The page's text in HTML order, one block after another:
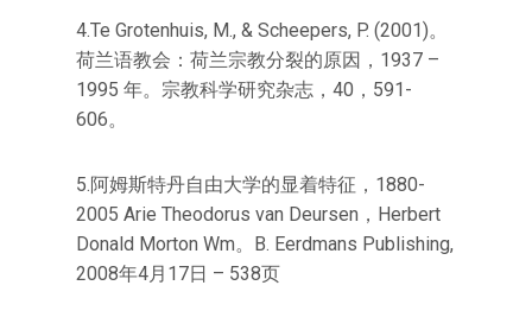
4.Te Grotenhuis, M., & Scheepers, P. (2001)。
荷兰语教会：荷兰宗教分裂的原因，1937 –
1995 年。宗教科学研究杂志，40，591-
606。
5.阿姆斯特丹自由大学的显着特征，1880-
2005 Arie Theodorus van Deursen，Herbert
Donald Morton Wm。B. Eerdmans Publishing,
2008年4月17日 – 538页